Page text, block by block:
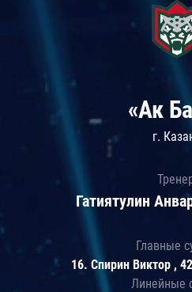
«Ак
г.
Гатиятулин
Главные
16. Спирин Виктор ,
Линейные